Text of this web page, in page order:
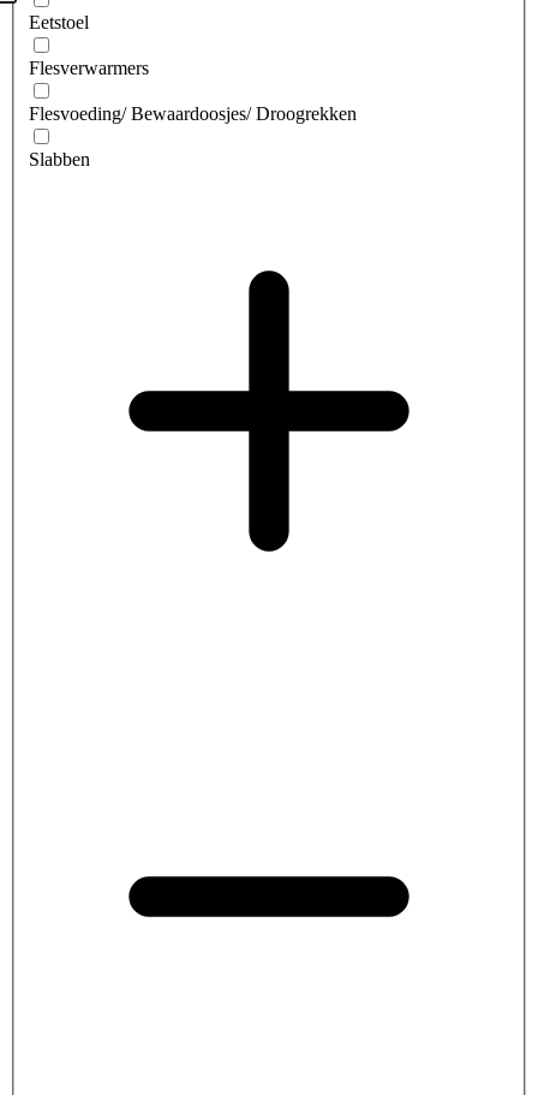
Eetstoel
Flesverwarmers
Flesvoeding/ Bewaardoosjes/ Droogrekken
Slabben